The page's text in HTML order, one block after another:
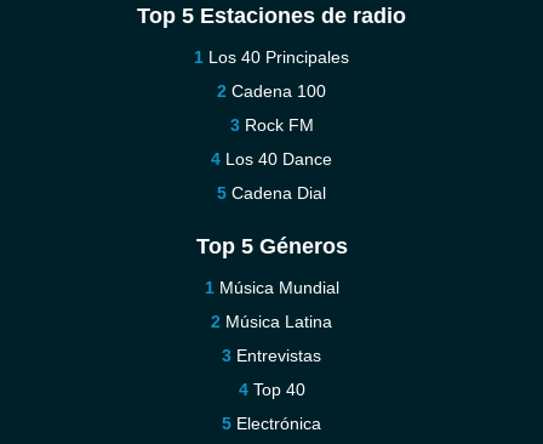
Top 5 Estaciones de radio
Los 40 Principales
Cadena 100
Rock FM
Los 40 Dance
Cadena Dial
Top 5 Géneros
Música Mundial
Música Latina
Entrevistas
Top 40
Electrónica